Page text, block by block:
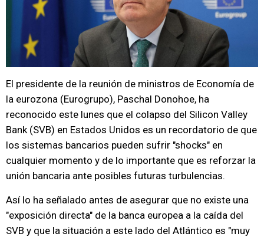
El presidente de la reunión de ministros de Economía de
la eurozona (Eurogrupo), Paschal Donohoe, ha
reconocido este lunes que el colapso del Silicon Valley
Bank (SVB) en Estados Unidos es un recordatorio de que
los sistemas bancarios pueden sufrir "shocks" en
cualquier momento y de lo importante que es reforzar la
unión bancaria ante posibles futuras turbulencias.
Así lo ha señalado antes de asegurar que no existe una
"exposición directa" de la banca europea a la caída del
SVB y que la situación a este lado del Atlántico es "muy